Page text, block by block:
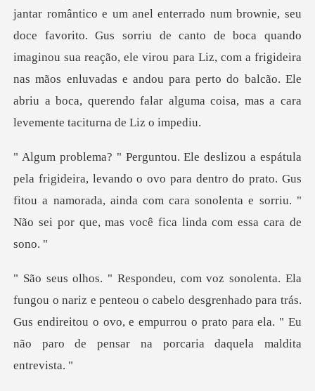
jantar romântico e um anel enterrado num brownie, seu
doce favorito. Gus sorriu de canto de boca quando
imaginou sua reação, ele virou para Liz, com a
ando o ovo para dentro do prato. Gus
fitou a namorada, ainda com cara sonole
eou o cabelo desgrenhado para trás.
Gus endireitou o ovo, e empurrou o prato